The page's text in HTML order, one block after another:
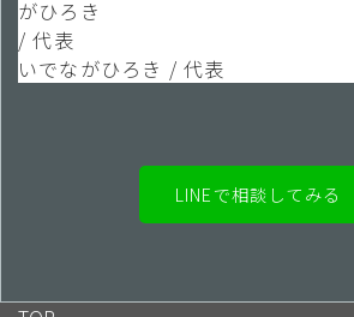
いでながひろき / 代表
LINEで相談してみる